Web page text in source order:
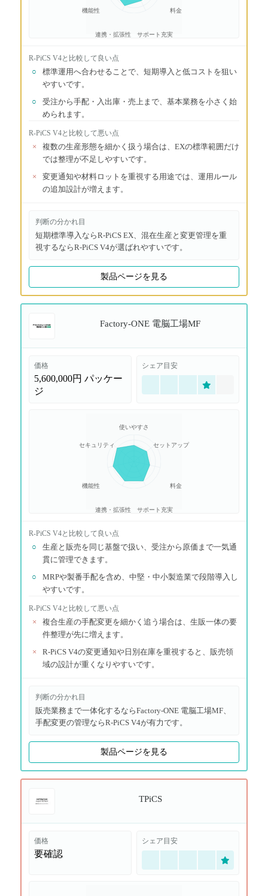
料金
サポート充実
連携・拡張性
機能性
R-PiCS V4と比較して良い点
○
標準運用へ合わせることで、短期導入と低コストを狙い
やすいです。
○
受注から手配・入出庫・売上まで、基本業務を小さく始
められます。
R-PiCS V4と比較して悪い点
×
複数の生産形態を細かく扱う場合は、EXの標準範囲だけ
では整理が不足しやすいです。
×
変更通知や材料ロットを重視する用途では、運用ルール
の追加設計が増えます。
判断の分かれ目
短期標準導入ならR-PiCS EX、混在生産と変更管理を重
視するならR-PiCS V4が選ばれやすいです。
製品ページを見る
Factory-ONE 電脳工場MF
価格
5,600,000円 パッケー
ジ
シェア目安
使いやすさ
セットアップ
料金
サポート充実
連携・拡張性
機能性
セキュリティ
R-PiCS V4と比較して良い点
○
生産と販売を同じ基盤で扱い、受注から原価まで一気通
貫に管理できます。
○
MRPや製番手配を含め、中堅・中小製造業で段階導入し
やすいです。
R-PiCS V4と比較して悪い点
×
複合生産の手配変更を細かく追う場合は、生販一体の要
件整理が先に増えます。
×
R-PiCS V4の変更通知や日別在庫を重視すると、販売領
域の設計が重くなりやすいです。
判断の分かれ目
販売業務まで一体化するならFactory-ONE 電脳工場MF、
手配変更の管理ならR-PiCS V4が有力です。
製品ページを見る
TPiCS
価格
要確認
シェア目安